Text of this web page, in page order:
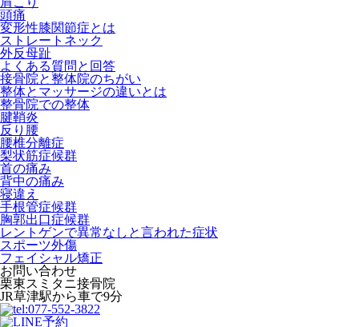
頭痛
変形性膝関節症とは
ストレートネック
外反母趾
よくある質問と回答
接骨院と整体院のちがい
整体とマッサージの違いとは
整骨院での整体
腱鞘炎
反り腰
腰椎分離症
梨状筋症候群
首の痛み
背中の痛み
寝違え
手根管症候群
胸郭出口症候群
レントゲンで異常なしと言われた症状
スポーツ外傷
フェイシャル矯正
お問い合わせ
栗東スミタニ接骨院
JR草津駅から車で9分